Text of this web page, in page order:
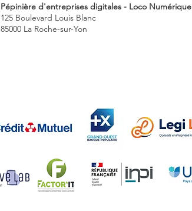
Pépinière d'entreprises digitales - Loco Numérique
125 Boulevard Louis Blanc
85000 La Roche-sur-Yon